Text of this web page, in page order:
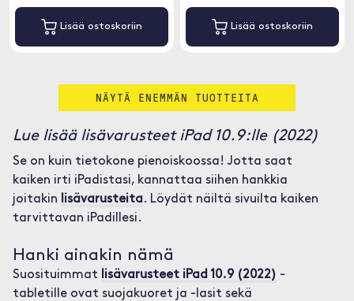
Lisää ostoskoriin Lisää ostoskoriin
NÄYTÄ ENEMMÄN TUOTTEITA
Lue lisää lisävarusteet iPad 10.9:lle (2022)
Se on kuin tietokone pienoiskoossa! Jotta saat
kaiken irti iPadistasi, kannattaa siihen hankkia
joitakin
lisävarusteita. Löydät näiltä sivuilta kaiken
tarvittavan iPadillesi.
Hanki ainakin nämä
Suosituimmat lisävarusteet iPad 10.9 (2022) -
tabletille ovat suojakuoret ja -lasit sekä